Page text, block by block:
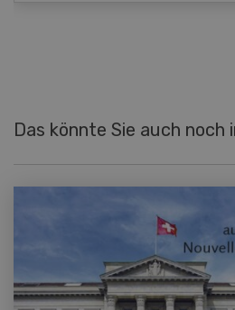
Das könnte Sie auch noch